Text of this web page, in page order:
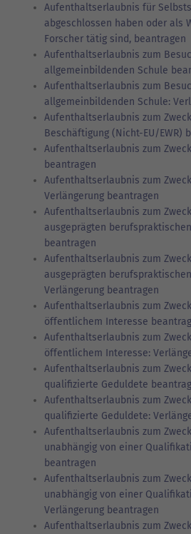
Aufenthaltserlaubnis für
abgeschlossen haben oder als
Forscher tätig sind, beantragen
Aufenthaltserlaubnis zum
allgemeinbildenden Schule
Aufenthaltserlaubnis zum
allgemeinbildenden Schule:
Aufenthaltserlaubnis zum
Beschäftigung (Nicht-EU/EWR)
Aufenthaltserlaubnis zum
beantragen
Aufenthaltserlaubnis zum
Verlängerung beantragen
Aufenthaltserlaubnis zum
ausgeprägten
beantragen
Aufenthaltserlaubnis zum
ausgeprägten
Verlängerung beantragen
Aufenthaltserlaubnis zum
öffentlichem Interesse
Aufenthaltserlaubnis zum
öffentlichem Interesse:
Aufenthaltserlaubnis zum
qualifizierte Geduldete
Aufenthaltserlaubnis zum
qualifizierte Geduldete:
Aufenthaltserlaubnis zum
unabhängig von einer
beantragen
Aufenthaltserlaubnis zum
unabhängig von einer
Verlängerung beantragen
Aufenthaltserlaubnis zum